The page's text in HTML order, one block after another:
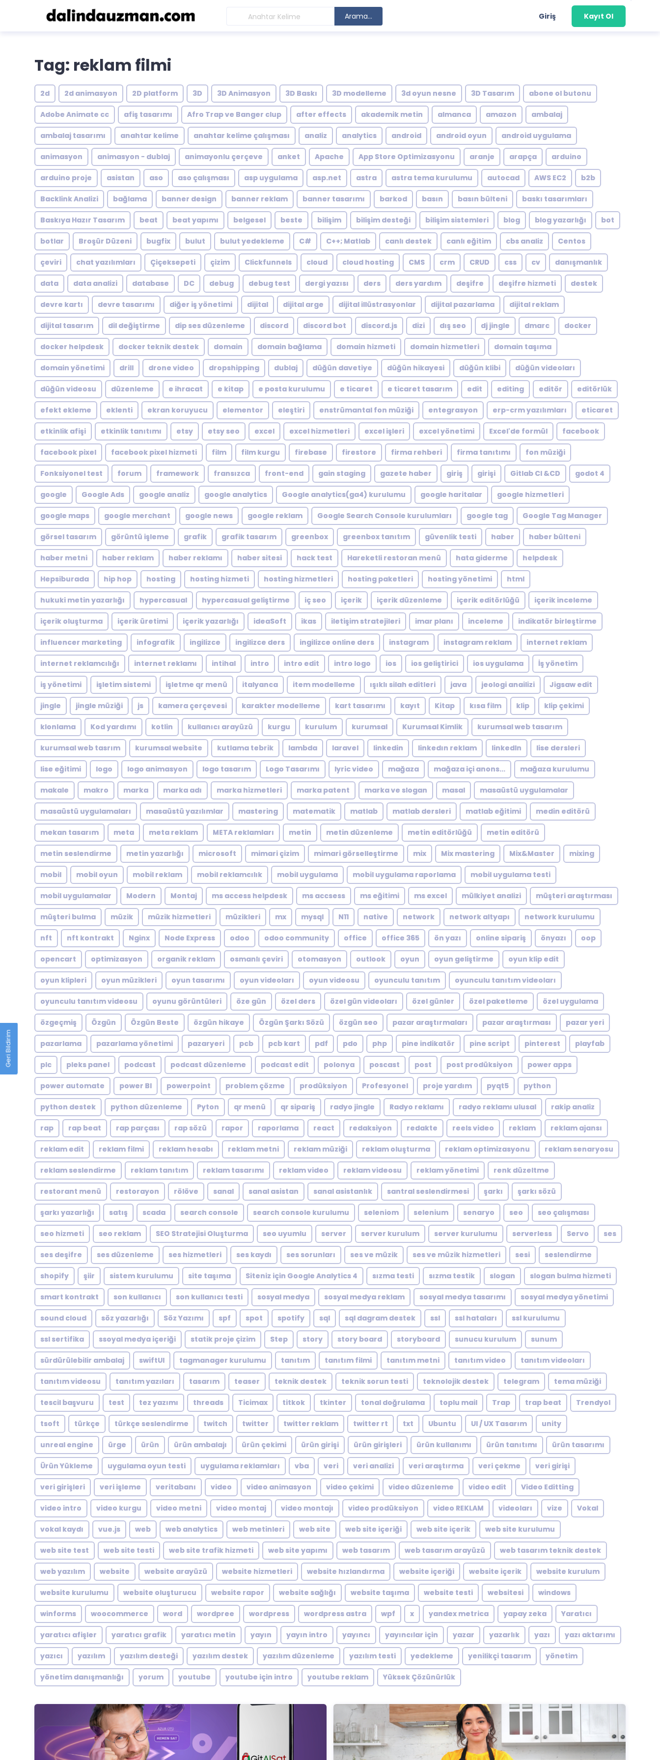
Arama... Giriş Kayıt Ol
Tag: reklam filmi
2d 2d animasyon 2D platform 3D 3D Animasyon 3D Baskı 3D modelleme 3d oyun nesne 3D Tasarım abone ol butonu
Adobe Animate cc afiş tasarımı Afro Trap ve Banger clup after effects akademik metin almanca amazon ambalaj
ambalaj tasarımı anahtar kelime anahtar kelime çalışması analiz analytics android android oyun android uygulama
animasyon animasyon - dublaj animayonlu çerçeve anket Apache App Store Optimizasyonu aranje arapça arduino
arduino proje asistan aso aso çalışması asp uygulama asp.net astra astra tema kurulumu autocad AWS EC2 b2b
Backlink Analizi bağlama banner design banner reklam banner tasarımı barkod basın basın bülteni baskı tasarımları
Baskıya Hazır Tasarım beat beat yapımı belgesel beste bilişim bilişim desteği bilişim sistemleri blog blog yazarlığı bot
botlar Broşür Düzeni bugfix bulut bulut yedekleme C# C++; Matlab canlı destek canlı eğitim cbs analiz Centos
çeviri chat yazılımları Çiçeksepeti çizim Clickfunnels cloud cloud hosting CMS crm CRUD css cv danışmanlık
data data analizi database DC debug debug test dergi yazısı ders ders yardım deşifre deşifre hizmeti destek
devre kartı devre tasarımı diğer iş yönetimi dijital dijital arge dijital illüstrasyonlar dijital pazarlama dijital reklam
dijital tasarım dil değiştirme dip ses düzenleme discord discord bot discord.js dizi dış seo dj jingle dmarc docker
docker helpdesk docker teknik destek domain domain bağlama domain hizmeti domain hizmetleri domain taşıma
domain yönetimi drill drone video dropshipping dublaj düğün davetiye düğün hikayesi düğün klibi düğün videoları
düğün videosu düzenleme e ihracat e kitap e posta kurulumu e ticaret e ticaret tasarım edit editing editör editörlük
efekt ekleme eklenti ekran koruyucu elementor eleştiri enstrümantal fon müziği entegrasyon erp-crm yazılımları eticaret
etkinlik afişi etkinlik tanıtımı etsy etsy seo excel excel hizmetleri excel işleri excel yönetimi Excel'de formül facebook
facebook pixel facebook pixel hizmeti film film kurgu firebase firestore firma rehberi firma tanıtımı fon müziği
Fonksiyonel test forum framework fransızca front-end gain staging gazete haber giriş girişi Gitlab CI &CD godot 4
google Google Ads google analiz google analytics Google analytics(ga4) kurulumu google haritalar google hizmetleri
google maps google merchant google news google reklam Google Search Console kurulumları google tag Google Tag Manager
görsel tasarım görüntü işleme grafik grafik tasarım greenbox greenbox tanıtım güvenlik testi haber haber bülteni
haber metni haber reklam haber reklamı haber sitesi hack test Hareketli restoran menü hata giderme helpdesk
Hepsiburada hip hop hosting hosting hizmeti hosting hizmetleri hosting paketleri hosting yönetimi html
hukuki metin yazarlığı hypercasual hypercasual geliştirme iç seo içerik içerik düzenleme içerik editörlüğü içerik inceleme
içerik oluşturma içerik üretimi içerik yazarlığı ideaSoft ikas iletişim stratejileri imar planı inceleme indikatör birleştirme
influencer marketing infografik ingilizce ingilizce ders ingilizce online ders instagram instagram reklam internet reklam
internet reklamcılığı internet reklamı intihal intro intro edit intro logo ios ios geliştirici ios uygulama İş yönetim
iş yönetimi işletim sistemi işletme qr menü italyanca item modelleme ışıklı silah editleri java jeologi anailizi Jigsaw edit
jingle jingle müziği js kamera çerçevesi karakter modelleme kart tasarımı kayıt Kitap kısa film klip klip çekimi
klonlama Kod yardımı kotlin kullanıcı arayüzü kurgu kurulum kurumsal Kurumsal Kimlik kurumsal web tasarım
kurumsal web tasrım kurumsal website kutlama tebrik lambda laravel linkedin linkedın reklam linkedln lise dersleri
lise eğitimi logo logo animasyon logo tasarım Logo Tasarımı lyric video mağaza mağaza içi anons... mağaza kurulumu
makale makro marka marka adı marka hizmetleri marka patent marka ve slogan masal masaüstü uygulamalar
masaüstü uygulamaları masaüstü yazılımlar mastering matematik matlab matlab dersleri matlab eğitimi medin editörü
mekan tasarım meta meta reklam META reklamları metin metin düzenleme metin editörlüğü metin editörü
metin seslendirme metin yazarlığı microsoft mimari çizim mimari görselleştirme mix Mix mastering Mix&Master mixing
mobil mobil oyun mobil reklam mobil reklamcılık mobil uygulama mobil uygulama raporlama mobil uygulama testi
mobil uygulamalar Modern Montaj ms access helpdesk ms accsess ms eğitimi ms excel mülkiyet analizi müşteri araştırması
müşteri bulma müzik müzik hizmetleri müzikleri mx mysql N11 native network network altyapı network kurulumu
nft nft kontrakt Nginx Node Express odoo odoo community office office 365 ön yazı online sipariş önyazı oop
opencart optimizasyon organik reklam osmanlı çeviri otomasyon outlook oyun oyun geliştirme oyun klip edit
oyun klipleri oyun müzikleri oyun tasarımı oyun videoları oyun videosu oyunculu tanıtım oyunculu tanıtım videoları
oyunculu tanıtım videosu oyunu görüntüleri öze gün özel ders özel gün videoları özel günler özel paketleme özel uygulama
özgeçmiş Özgün Özgün Beste özgün hikaye Özgün Şarkı Sözü özgün seo pazar araştırmaları pazar araştırması pazar yeri
pazarlama pazarlama yönetimi pazaryeri pcb pcb kart pdf pdo php pine indikatör pine script pinterest playfab
plc pleks panel podcast podcast düzenleme podcast edit polonya poscast post post prodüksiyon power apps
power automate power BI powerpoint problem çözme prodüksiyon Profesyonel proje yardım pyqt5 python
python destek python düzenleme Pyton qr menü qr sipariş radyo jingle Radyo reklamı radyo reklamı ulusal rakip analiz
rap rap beat rap parçası rap sözü rapor raporlama react redaksiyon redakte reels video reklam reklam ajansı
reklam edit reklam filmi reklam hesabı reklam metni reklam müziği reklam oluşturma reklam optimizasyonu reklam senaryosu
reklam seslendirme reklam tanıtım reklam tasarımı reklam video reklam videosu reklam yönetimi renk düzeltme
restorant menü restorayon rölöve sanal sanal asistan sanal asistanlık santral seslendirmesi şarkı şarkı sözü
şarkı yazarlığı satış scada search console search console kurulumu seleniom selenium senaryo seo seo çalışması
seo hizmeti seo reklam SEO Stratejisi Oluşturma seo uyumlu server server kurulum server kurulumu serverless Servo ses
ses deşifre ses düzenleme ses hizmetleri ses kaydı ses sorunları ses ve müzik ses ve müzik hizmetleri sesi seslendirme
shopify şiir sistem kurulumu site taşıma Siteniz için Google Analytics 4 sızma testi sızma testik slogan slogan bulma hizmeti
smart kontrakt son kullanıcı son kullanıcı testi sosyal medya sosyal medya reklam sosyal medya tasarımı sosyal medya yönetimi
sound cloud söz yazarlığı Söz Yazımı spf spot spotify sql sql dagram destek ssl ssl hataları ssl kurulumu
ssl sertifika ssoyal medya içeriği statik proje çizim Step story story board storyboard sunucu kurulum sunum
sürdürülebilir ambalaj swiftUI tagmanager kurulumu tanıtım tanıtım filmi tanıtım metni tanıtım video tanıtım videoları
tanıtım videosu tanıtım yazıları tasarım teaser teknik destek teknik sorun testi teknolojik destek telegram tema müziği
tescil başvuru test tez yazımı threads Ticimax titkok tkinter tonal doğrulama toplu mail Trap trap beat Trendyol
tsoft türkçe türkçe seslendirme twitch twitter twitter reklam twitter rt txt Ubuntu UI / UX Tasarım unity
unreal engine ürge ürün ürün ambalajı ürün çekimi ürün girişi ürün girişleri ürün kullanımı ürün tanıtımı ürün tasarımı
Ürün Yükleme uygulama oyun testi uygulama reklamları vba veri veri analizi veri araştırma veri çekme veri girişi
veri girişleri veri işleme veritabanı video video animasyon video çekimi video düzenleme video edit Video Editting
video intro video kurgu video metni video montaj video montajı video prodüksiyon video REKLAM videoları vize Vokal
vokal kaydı vue.js web web analytics web metinleri web site web site içeriği web site içerik web site kurulumu
web site test web site testi web site trafik hizmeti web site yapımı web tasarım web tasarım arayüzü web tasarım teknik destek
web yazılım website website arayüzü website hizmetleri website hızlandırma website içeriği website içerik website kurulum
website kurulumu website oluşturucu website rapor website sağlığı website taşıma website testi websitesi windows
winforms woocommerce word wordpree wordpress wordpress astra wpf x yandex metrica yapay zeka Yaratıcı
yaratıcı afişler yaratıcı grafik yaratıcı metin yayın yayın intro yayıncı yayıncılar için yazar yazarlık yazı yazı aktarımı
yazıcı yazılım yazılım desteği yazılım destek yazılım düzenleme yazılım testi yedekleme yenilikçi tasarım yönetim
yönetim danışmanlığı yorum youtube youtube için intro youtube reklam Yüksek Çözünürlük
Geri Bildirim